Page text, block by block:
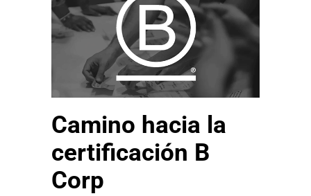
Camino hacia la
certificación B
Corp